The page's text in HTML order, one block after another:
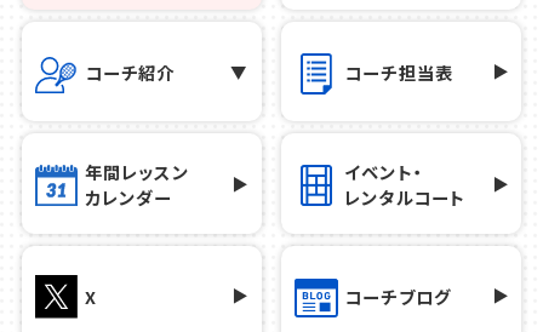
コーチ紹介 コーチ担当表
年間レッスン
カレンダー
イベント・
レンタルコート
X コーチブログ